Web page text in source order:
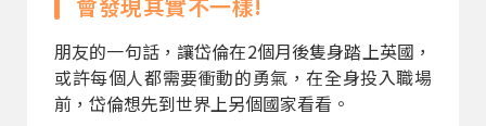
朋友的一句話，讓岱倫在2個月後隻身踏上英國，
或許每個人都需要衝動的勇氣，在全身投入職場
前，岱倫想先到世界上另個國家看看。